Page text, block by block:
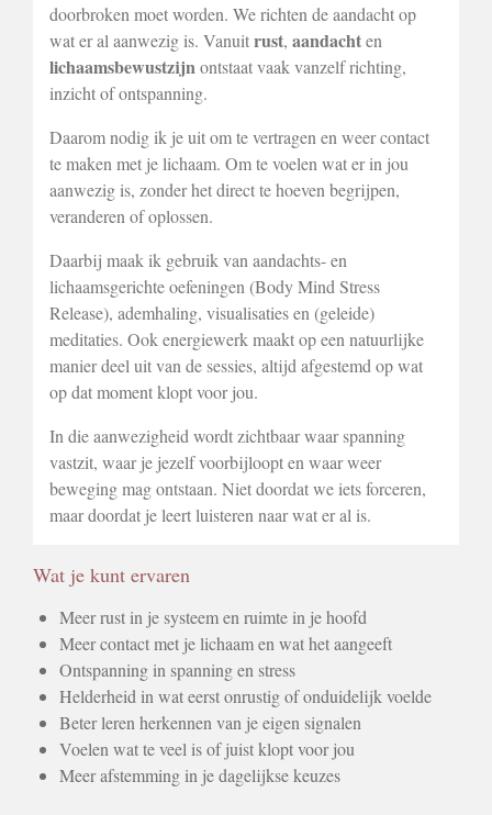
doorbroken moet worden. We richten de aandacht op
wat er al aanwezig is. Vanuitrust, aandachten
lichaamsbewustzijnontstaat vaak vanzelf richting,
inzicht of ontspanning.
Daarom nodig ik je uit om te vertragen en weer contact
te maken met je lichaam. Om te voelen wat er in jou
aanwezig is, zonder het direct te hoeven begrijpen,
veranderen of oplossen.
Daarbij maak ik gebruik van aandachts- en
lichaamsgerichte oefeningen (Body Mind Stress
Release), ademhaling, visualisaties en (geleide)
meditaties. Ook energiewerk maakt op een natuurlijke
manier deel uit van de sessies, altijd afgestemd op wat
op dat moment klopt voor jou.
In die aanwezigheid wordt zichtbaar waar spanning
vastzit, waar je jezelf voorbijloopt en waar weer
beweging mag ontstaan. Niet doordat we iets forceren,
maar doordat je leert luisteren naar wat er al is.
Wat je kunt ervaren
Meer rust in je systeem en ruimte in je hoofd
Meer contact met je lichaam en wat het aangeeft
Ontspanning in spanning en stress
Helderheid in wat eerst onrustig of onduidelijk voelde
Beter leren herkennen van je eigen signalen
Voelen wat te veel is of juist klopt voor jou
Meer afstemming in je dagelijkse keuzes